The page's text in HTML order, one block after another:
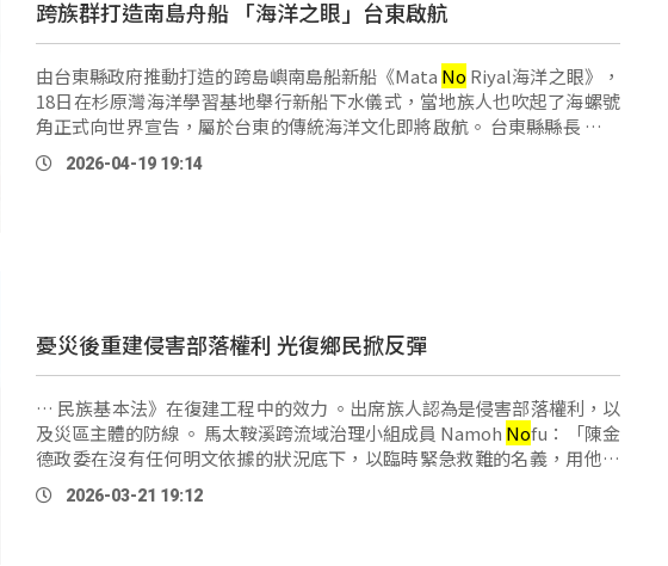
跨族群打造南島舟船 「海洋之眼」台東啟航
由台東縣政府推動打造的跨島嶼南島船新船《Mata No Riyal海洋之眼》，
18日在杉原灣海洋學習基地舉行新船下水儀式，當地族人也吹起了海螺號
角正式向世界宣告，屬於台東的傳統海洋文化即將啟航。 台東縣縣長 饒慶
鈴：「每一步都是讓我們更向傳統 …
2026-04-19 19:14
憂災後重建侵害部落權利 光復鄉民掀反彈
… 民族基本法》在復建工程中的效力 。出席族人認為是侵害部落權利，以
及災區主體的防線 。 馬太鞍溪跨流域治理小組成員 Namoh Nofu：「陳金
德政委在沒有任何明文依據的狀況底下，以臨時緊急救難的名義，用他工
程會的身分，告訴跨部會及部落說，它以排 …
2026-03-21 19:12